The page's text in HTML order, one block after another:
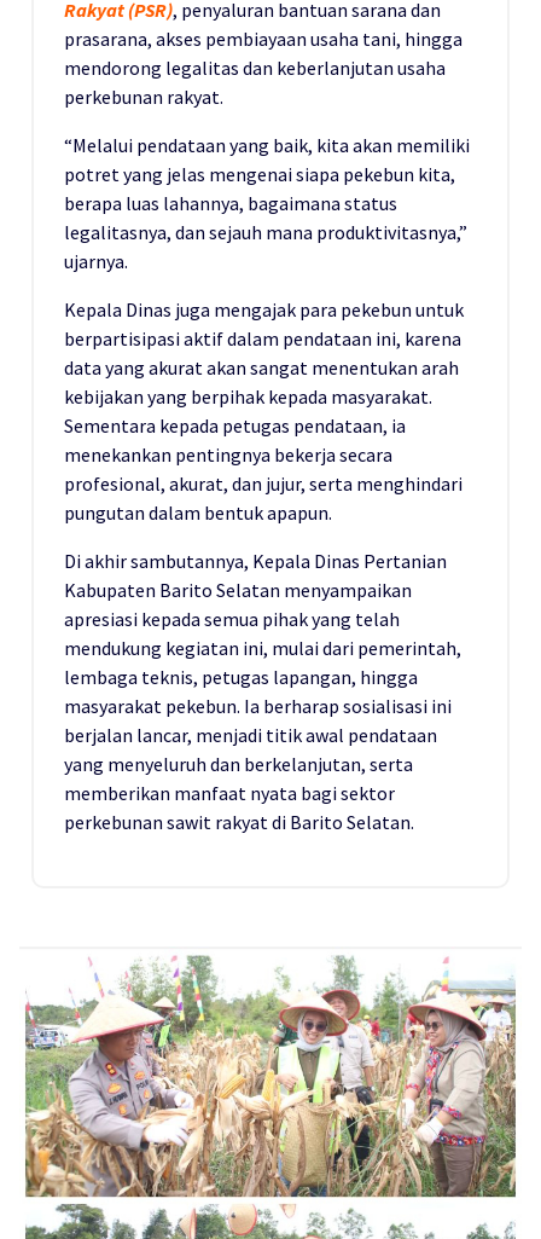
Rakyat (PSR), penyaluran bantuan sarana dan
prasarana, akses pembiayaan usaha tani, hingga
mendorong legalitas dan keberlanjutan usaha
perkebunan rakyat.
“Melalui pendataan yang baik, kita akan memiliki
potret yang jelas mengenai siapa pekebun kita,
berapa luas lahannya, bagaimana status
legalitasnya, dan sejauh mana produktivitasnya,”
ujarnya.
Kepala Dinas juga mengajak para pekebun untuk
berpartisipasi aktif dalam pendataan ini, karena
data yang akurat akan sangat menentukan arah
kebijakan yang berpihak kepada masyarakat.
Sementara kepada petugas pendataan, ia
menekankan pentingnya bekerja secara
profesional, akurat, dan jujur, serta menghindari
pungutan dalam bentuk apapun.
Di akhir sambutannya, Kepala Dinas Pertanian
Kabupaten Barito Selatan menyampaikan
apresiasi kepada semua pihak yang telah
mendukung kegiatan ini, mulai dari pemerintah,
lembaga teknis, petugas lapangan, hingga
masyarakat pekebun. Ia berharap sosialisasi ini
berjalan lancar, menjadi titik awal pendataan
yang menyeluruh dan berkelanjutan, serta
memberikan manfaat nyata bagi sektor
perkebunan sawit rakyat di Barito Selatan.